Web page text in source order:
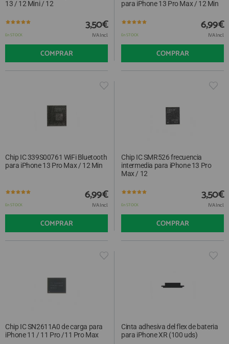
13 / 12 Mini / 12
En STOCK
3,50€
IVA Incl.
COMPRAR
para iPhone 13 Pro Max / 12 Min
En STOCK
6,99€
IVA Incl.
COMPRAR
Chip IC 339S00761 WiFi Bluetooth
para iPhone 13 Pro Max / 12 Min
En STOCK
6,99€
IVA Incl.
COMPRAR
Chip IC SMR526 frecuencia
intermedia para iPhone 13 Pro
Max / 12
En STOCK
3,50€
IVA Incl.
COMPRAR
Chip IC SN2611A0 de carga para
iPhone 11 / 11 Pro /11 Pro Max
Cinta adhesiva del flex de bateria
para iPhone XR (100 uds)